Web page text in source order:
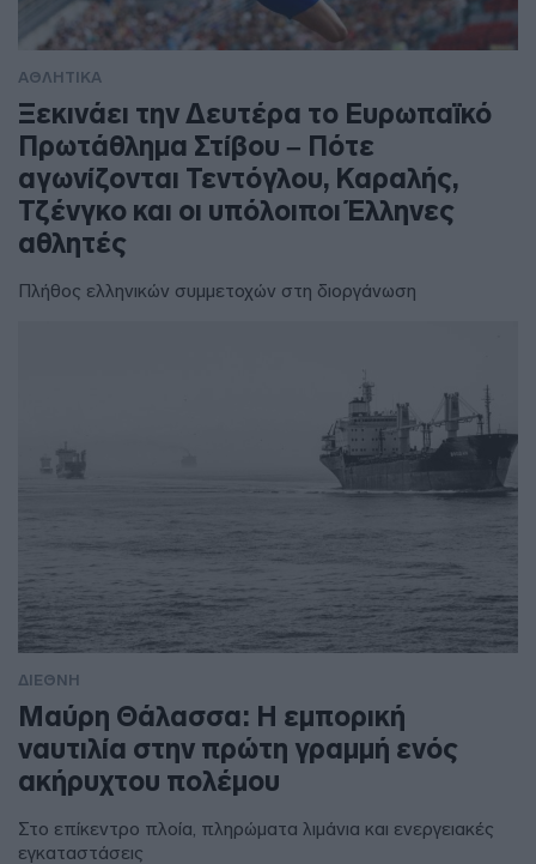
ΑΘΛΗΤΙΚΑ
Ξεκινάει την Δευτέρα το Ευρωπαϊκό
Πρωτάθλημα Στίβου – Πότε
αγωνίζονται Τεντόγλου, Καραλής,
Τζένγκο και οι υπόλοιποι Έλληνες
αθλητές
Πλήθος ελληνικών συμμετοχών στη διοργάνωση
ΔΙΕΘΝΗ
Μαύρη Θάλασσα: Η εμπορική
ναυτιλία στην πρώτη γραμμή ενός
ακήρυχτου πολέμου
Στο επίκεντρο πλοία, πληρώματα λιμάνια και ενεργειακές
εγκαταστάσεις